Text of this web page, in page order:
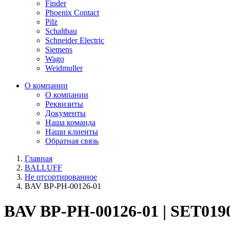
Finder
Phoenix Contact
Pilz
Schaltbau
Schneider Electric
Siemens
Wago
Weidmuller
О компании
О компании
Реквизиты
Документы
Наша команда
Наши клиенты
Обратная связь
Главная
BALLUFF
Не отсортированное
BAV BP-PH-00126-01
BAV BP-PH-00126-01 |